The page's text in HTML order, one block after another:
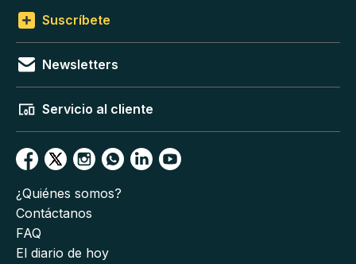
Suscríbete
Newsletters
Servicio al cliente
¿Quiénes somos?
Contáctanos
FAQ
El diario de hoy